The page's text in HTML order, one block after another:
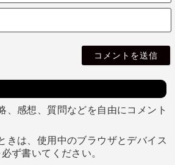
、感想、質問などを自由にコメント
きは、使用中のブラウザとデバイス
ず書いてください。